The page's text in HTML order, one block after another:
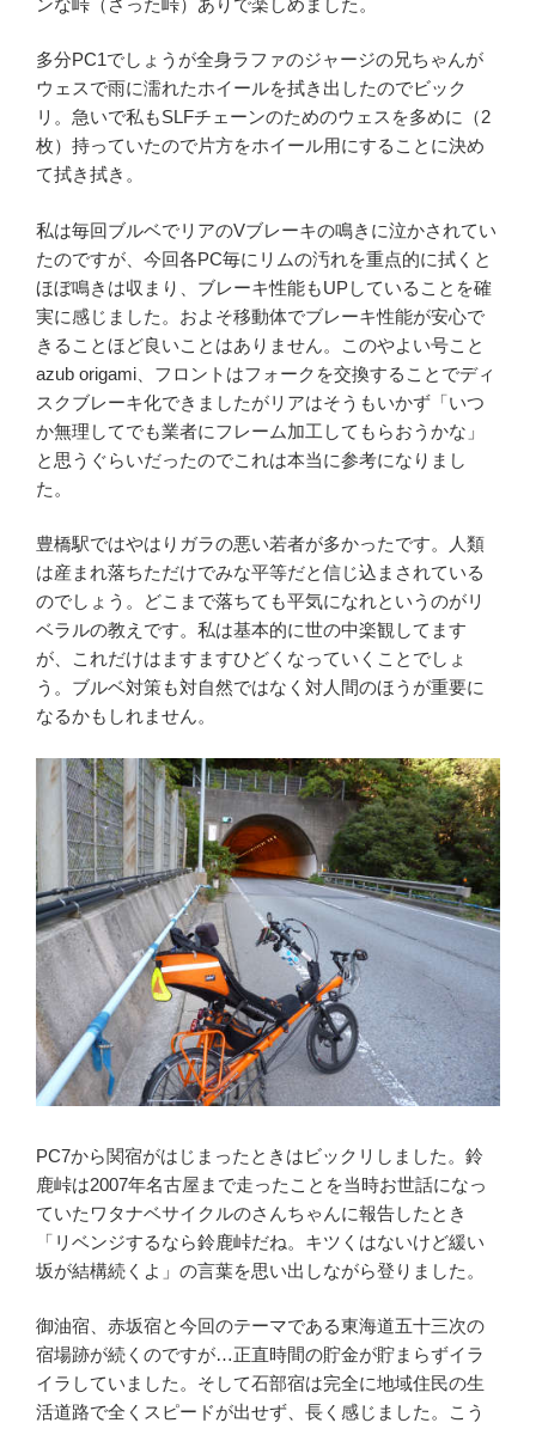
ンな峠（さった峠）ありで楽しめました。
多分PC1でしょうが全身ラファのジャージの兄ちゃんが
ウェスで雨に濡れたホイールを拭き出したのでビック
リ。急いで私もSLFチェーンのためのウェスを多めに（2
枚）持っていたので片方をホイール用にすることに決め
て拭き拭き。
私は毎回ブルベでリアのVブレーキの鳴きに泣かされてい
たのですが、今回各PC毎にリムの汚れを重点的に拭くと
ほぼ鳴きは収まり、ブレーキ性能もUPしていることを確
実に感じました。およそ移動体でブレーキ性能が安心で
きることほど良いことはありません。このやよい号こと
azub origami、フロントはフォークを交換することでディ
スクブレーキ化できましたがリアはそうもいかず「いつ
か無理してでも業者にフレーム加工してもらおうかな」
と思うぐらいだったのでこれは本当に参考になりまし
た。
豊橋駅ではやはりガラの悪い若者が多かったです。人類
は産まれ落ちただけでみな平等だと信じ込まされている
のでしょう。どこまで落ちても平気になれというのがリ
ベラルの教えです。私は基本的に世の中楽観してます
が、これだけはますますひどくなっていくことでしょ
う。ブルベ対策も対自然ではなく対人間のほうが重要に
なるかもしれません。
PC7から関宿がはじまったときはビックリしました。鈴
鹿峠は2007年名古屋まで走ったことを当時お世話になっ
ていたワタナベサイクルのさんちゃんに報告したとき
「リベンジするなら鈴鹿峠だね。キツくはないけど緩い
坂が結構続くよ」の言葉を思い出しながら登りました。
御油宿、赤坂宿と今回のテーマである東海道五十三次の
宿場跡が続くのですが…正直時間の貯金が貯まらずイラ
イラしていました。そして石部宿は完全に地域住民の生
活道路で全くスピードが出せず、長く感じました。こう